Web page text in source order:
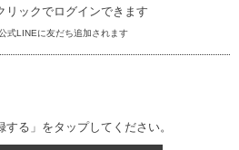
リックでログインできます
式LINEに友だち追加されます
る」をタップしてください。